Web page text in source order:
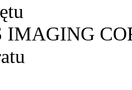
IMAGING